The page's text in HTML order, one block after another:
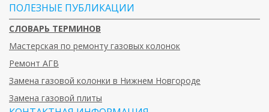
ПОЛЕЗНЫЕ ПУБЛИКАЦИИ
СЛОВАРЬ ТЕРМИНОВ
Мастерская по ремонту газовых колонок
Ремонт АГВ
Замена газовой колонки в Нижнем Новгороде
Замена газовой плиты